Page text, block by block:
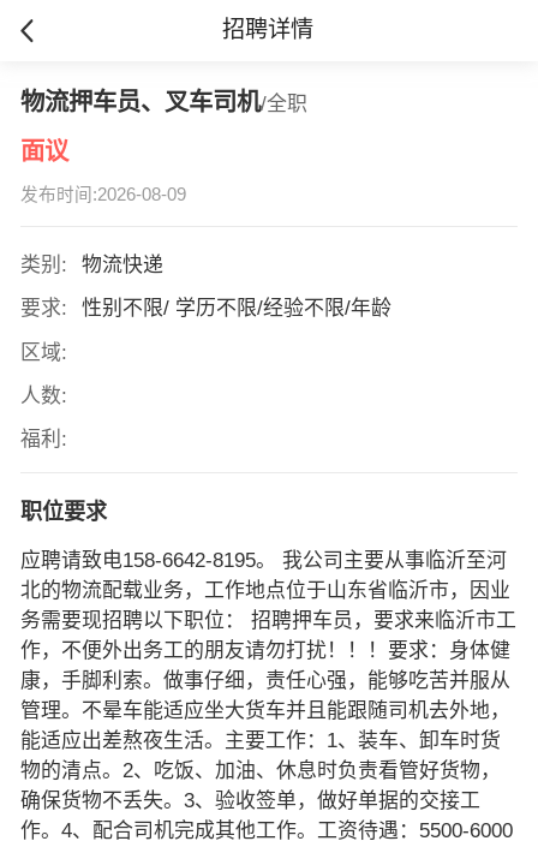
招聘详情
物流押车员、叉车司机/全职
面议
发布时间:2026-08-09
类别:
物流快递
要求:
性别不限/ 学历不限/经验不限/年龄
区域:
人数:
福利:
职位要求
应聘请致电158-6642-8195。 我公司主要从事临沂至河
北的物流配载业务，工作地点位于山东省临沂市，因业
务需要现招聘以下职位： 招聘押车员，要求来临沂市工
作，不便外出务工的朋友请勿打扰！！！要求：身体健
康，手脚利索。做事仔细，责任心强，能够吃苦并服从
管理。不晕车能适应坐大货车并且能跟随司机去外地，
能适应出差熬夜生活。主要工作：1、装车、卸车时货
物的清点。2、吃饭、加油、休息时负责看管好货物，
确保货物不丢失。3、验收签单，做好单据的交接工
作。4、配合司机完成其他工作。工资待遇：5500-6000